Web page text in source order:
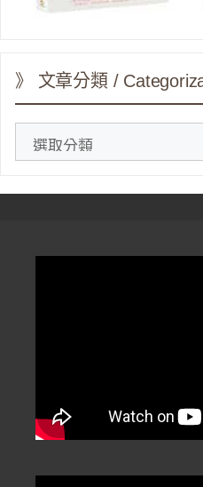
》 文章分類 /